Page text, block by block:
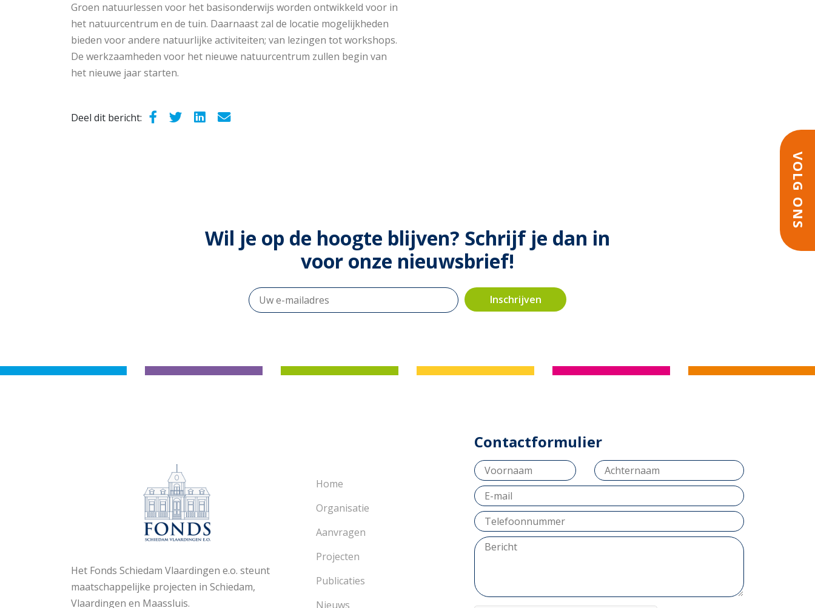
Groen natuurlessen voor het basisonderwijs worden ontwikkeld voor in
het natuurcentrum en de tuin. Daarnaast zal de locatie mogelijkheden
bieden voor andere natuurlijke activiteiten; van lezingen tot workshops.
De werkzaamheden voor het nieuwe natuurcentrum zullen begin van
het nieuwe jaar starten.
Deel dit bericht:
Wil je op de hoogte blijven? Schrijf je dan in
voor onze nieuwsbrief!
Het Fonds Schiedam Vlaardingen e.o. steunt
maatschappelijke projecten in Schiedam,
Vlaardingen en Maassluis.
Home
Organisatie
Aanvragen
Projecten
Publicaties
Nieuws
Contactformulier
VOLG ONS